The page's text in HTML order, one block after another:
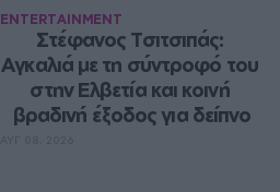
ENTERTAINMENT
Στέφανος Τσιτσιπάς:
Αγκαλιά με τη σύντροφό του
στην Ελβετία και κοινή
βραδινή έξοδος για δείπνο